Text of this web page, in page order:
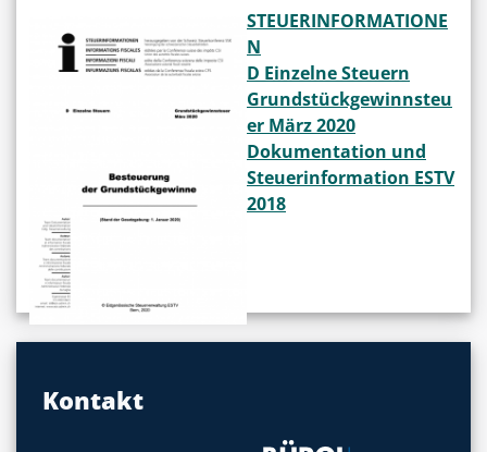
STEUERINFORMATIONE
N
D Einzelne Steuern
Grundstückgewinnsteu
er März 2020
Dokumentation und
Steuerinformation ESTV
2018
Kontakt